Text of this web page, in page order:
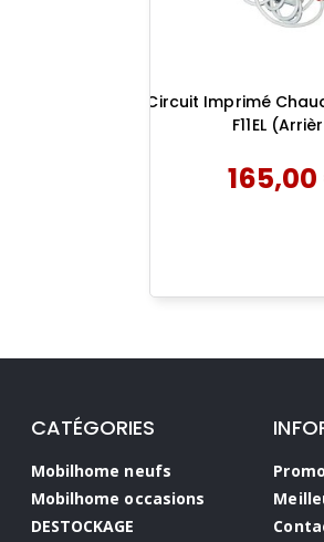
Circuit Imprimé
F11EL
CATÉGORIES
Mobilhome neufs
Mobilhome occasions
DESTOCKAGE